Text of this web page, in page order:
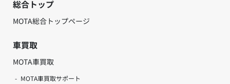
総合トップ
MOTA総合トップページ
車買取
MOTA車買取
MOTA車買取サポート